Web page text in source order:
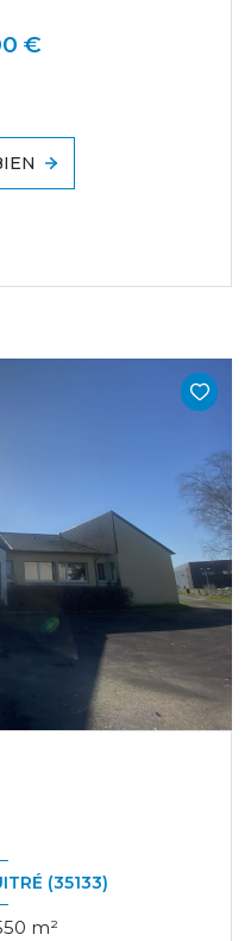
€
(35133)
Bureaux 550 m²